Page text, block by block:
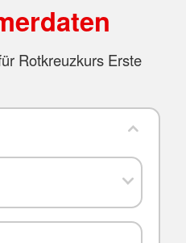
Rotkreuzkurs Erste